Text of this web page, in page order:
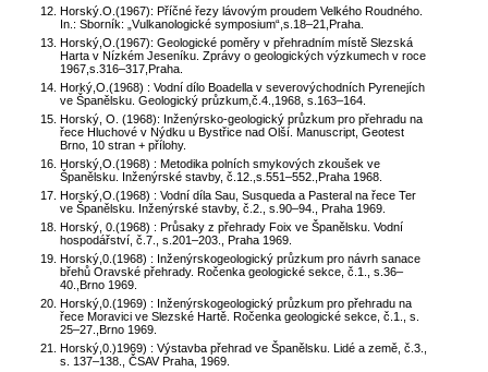
Horský.O.(1967): Příčné řezy lávovým proudem Velkého Roudného.
In.: Sborník: „Vulkanologické symposium“,s.18–21,Praha.
Horský,O.(1967): Geologické poměry v přehradním místě Slezská
Harta v Nízkém Jeseníku. Zprávy o geologických výzkumech v roce
1967,s.316–317,Praha.
Horký,O.(1968) : Vodní dílo Boadella v severovýchodních Pyrenejích
ve Španělsku. Geologický průzkum,č.4.,1968, s.163–164.
Horský, O. (1968): Inženýrsko-geologický průzkum pro přehradu na
řece Hluchové v Nýdku u Bystřice nad Olší. Manuscript, Geotest
Brno, 10 stran + přílohy.
Horský,O.(1968) : Metodika polních smykových zkoušek ve
Španělsku. Inženýrské stavby, č.12.,s.551–552.,Praha 1968.
Horský,O.(1968) : Vodní díla Sau, Susqueda a Pasteral na řece Ter
ve Španělsku. Inženýrské stavby, č.2., s.90–94., Praha 1969.
Horský, 0.(1968) : Průsaky z přehrady Foix ve Španělsku. Vodní
hospodářství, č.7., s.201–203., Praha 1969.
Horský,0.(1968) : Inženýrskogeologický průzkum pro návrh sanace
břehů Oravské přehrady. Ročenka geologické sekce, č.1., s.36–
40.,Brno 1969.
Horský,0.(1969) : Inženýrskogeologický průzkum pro přehradu na
řece Moravici ve Slezské Hartě. Ročenka geologické sekce, č.1., s.
25–27.,Brno 1969.
Horský,0.)1969) : Výstavba přehrad ve Španělsku. Lidé a země, č.3.,
s. 137–138., ČSAV Praha, 1969.